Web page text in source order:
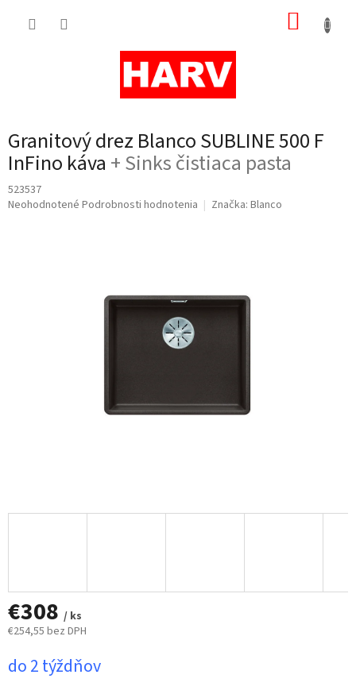
Granitový drez Blanco SUBLINE 500 F
InFino káva + Sinks čistiaca pasta
523537
Priemerné
Neohodnotené Podrobnosti hodnotenia Značka: Blanco
€308 / ks
€254,55 bez DPH
cena:
do 2 týždňov